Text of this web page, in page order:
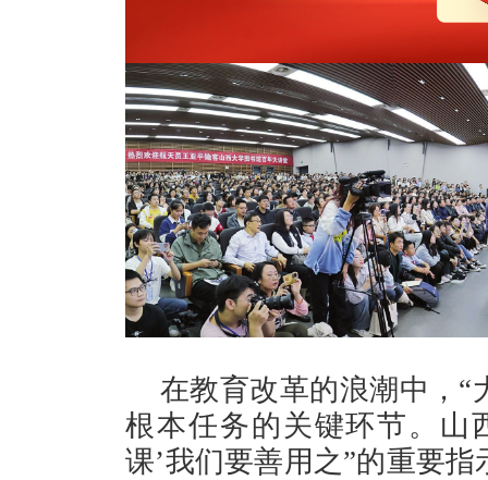
在教育改革的浪潮中，“
根本任务的关键环节。山
课’我们要善用之”的重要